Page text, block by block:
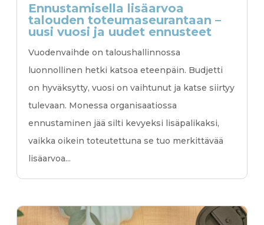
Ennustamisella lisäarvoa
talouden toteumaseurantaan –
uusi vuosi ja uudet ennusteet
Vuodenvaihde on taloushallinnossa
luonnollinen hetki katsoa eteenpäin. Budjetti
on hyväksytty, vuosi on vaihtunut ja katse siirtyy
tulevaan. Monessa organisaatiossa
ennustaminen jää silti kevyeksi lisäpalikaksi,
vaikka oikein toteutettuna se tuo merkittävää
lisäarvoa...